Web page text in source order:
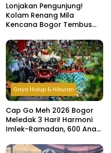
Lonjakan Pengunjung!
Kolam Renang Mila
Kencana Bogor Tembus
Lebaran
Gaya Hidup & Hiburan
Cap Go Meh 2026 Bogor
Meledak 3 Hari! Harmoni
Imlek-Ramadan, 600 Anak